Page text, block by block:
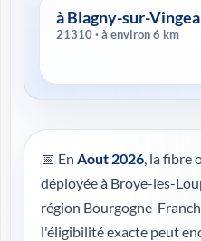
à Blagny-sur-
21310 · à environ 6 km
📅 En Aout 2026, la fibre
déployée à Broye-les-
région Bourgogne-
l'éligibilité exacte peut